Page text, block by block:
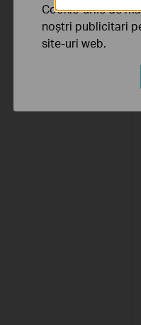
Cookie-urile de
noștri publicitari
site-uri web.